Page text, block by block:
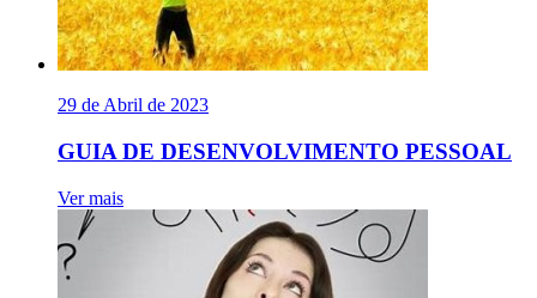
29 de Abril de 2023
GUIA DE DESENVOLVIMENTO PESSOAL
Ver mais